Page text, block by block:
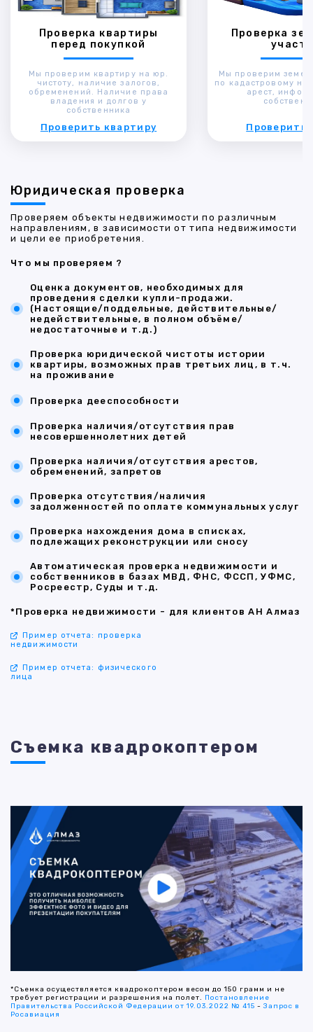
Проверка квартиры
перед покупкой
Мы проверим квартиру на юр.
чистоту, наличие залогов,
обременений. Наличие права
владения и долгов у
собственника
Проверить квартиру
Проверка
Мы проверим
по кадастровому
арест,
Проверить
Юридическая проверка
Проверяем объекты недвижимости по различным
направлениям, в зависимости от типа недвижимости
и цели ее приобретения.
Что мы проверяем ?
Оценка документов, необходимых для
проведения сделки купли-продажи.
(Настоящие/поддельные, действительные/
недействительные, в полном объёме/
недостаточные и т.д.)
Проверка юридической чистоты истории
квартиры, возможных прав третьих лиц, в т.ч.
на проживание
Проверка дееспособности
Проверка наличия/отсутствия прав
несовершеннолетних детей
Проверка наличия/отсутствия арестов,
обременений, запретов
Проверка отсутствия/наличия
задолженностей по оплате коммунальных услуг
Проверка нахождения дома в списках,
подлежащих реконструкции или сносу
Автоматическая проверка недвижимости и
собственников в базах МВД, ФНС, ФССП, УФМС,
Росреестр, Суды и т.д.
*Проверка недвижимости - для клиентов АН Алмаз
Пример отчета: проверка
недвижимости
Пример отчета: физического
лица
Съемка квадрокоптером
*Съемка осуществляется квадрокоптером весом до 150 грамм и не
требует регистрации и разрешения на полет. Постановление
Правительства Российской Федерации от 19.03.2022 № 415 -Запрос в
Росавиация